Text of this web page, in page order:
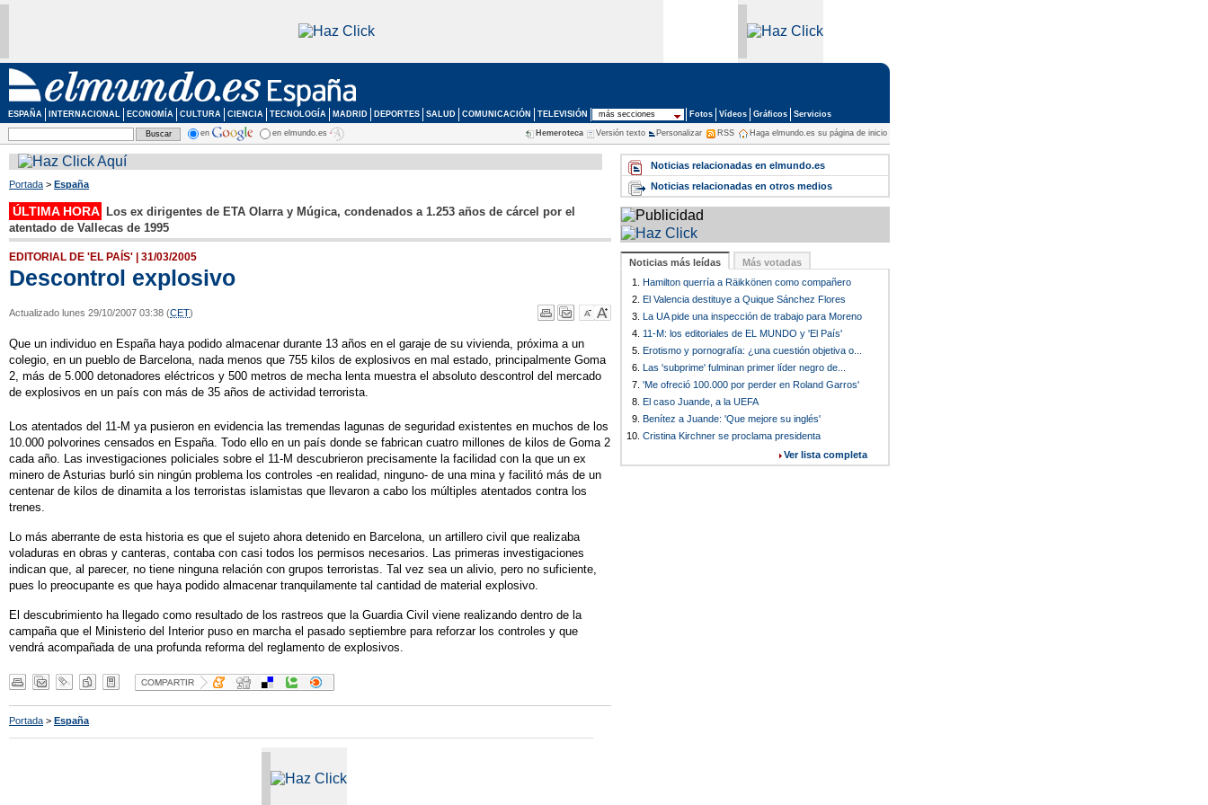
ESPAÑA INTERNACIONAL ECONOMÍA CULTURA CIENCIA TECNOLOGÍA MADRID DEPORTES SALUD COMUNICACIÓN TELEVISIÓN más secciones Fotos Vídeos Gráficos Servicios
en en elmundo.es Hemeroteca Versión texto Personalizar RSS Haga elmundo.es su página de inicio
Portada > España
ÚLTIMA HORA Los ex dirigentes de ETA Olarra y Múgica, condenados a 1.253 años de cárcel por el
atentado de Vallecas de 1995
EDITORIAL DE 'EL PAÍS' | 31/03/2005
Descontrol explosivo
Actualizado lunes 29/10/2007 03:38 (CET)
Que un individuo en España haya podido almacenar durante 13 años en el garaje de su vivienda, próxima a un
colegio, en un pueblo de Barcelona, nada menos que 755 kilos de explosivos en mal estado, principalmente Goma
2, más de 5.000 detonadores eléctricos y 500 metros de mecha lenta muestra el absoluto descontrol del mercado
de explosivos en un país con más de 35 años de actividad terrorista.
Los atentados del 11-M ya pusieron en evidencia las tremendas lagunas de seguridad existentes en muchos de los
10.000 polvorines censados en España. Todo ello en un país donde se fabrican cuatro millones de kilos de Goma 2
cada año. Las investigaciones policiales sobre el 11-M descubrieron precisamente la facilidad con la que un ex
minero de Asturias burló sin ningún problema los controles -en realidad, ninguno- de una mina y facilitó más de un
centenar de kilos de dinamita a los terroristas islamistas que llevaron a cabo los múltiples atentados contra los
trenes.
Lo más aberrante de esta historia es que el sujeto ahora detenido en Barcelona, un artillero civil que realizaba
voladuras en obras y canteras, contaba con casi todos los permisos necesarios. Las primeras investigaciones
indican que, al parecer, no tiene ninguna relación con grupos terroristas. Tal vez sea un alivio, pero no suficiente,
pues lo preocupante es que haya podido almacenar tranquilamente tal cantidad de material explosivo.
El descubrimiento ha llegado como resultado de los rastreos que la Guardia Civil viene realizando dentro de la
campaña que el Ministerio del Interior puso en marcha el pasado septiembre para reforzar los controles y que
vendrá acompañada de una profunda reforma del reglamento de explosivos.
Portada > España
Noticias relacionadas en elmundo.es
Noticias relacionadas en otros medios
Noticias más leídas
Más votadas
1.
Hamilton querría a Räikkönen como compañero
2. El Valencia destituye a Quique Sánchez Flores
3. La UA pide una inspección de trabajo para Moreno
4. 11-M: los editoriales de EL MUNDO y 'El País'
5. Erotismo y pornografía: ¿una cuestión objetiva o...
6. Las 'subprime' fulminan primer líder negro de...
7. 'Me ofreció 100.000 por perder en Roland Garros'
8. El caso Juande, a la UEFA
9. Benítez a Juande: 'Que mejore su inglés'
10. Cristina Kirchner se proclama presidenta
Ver lista completa